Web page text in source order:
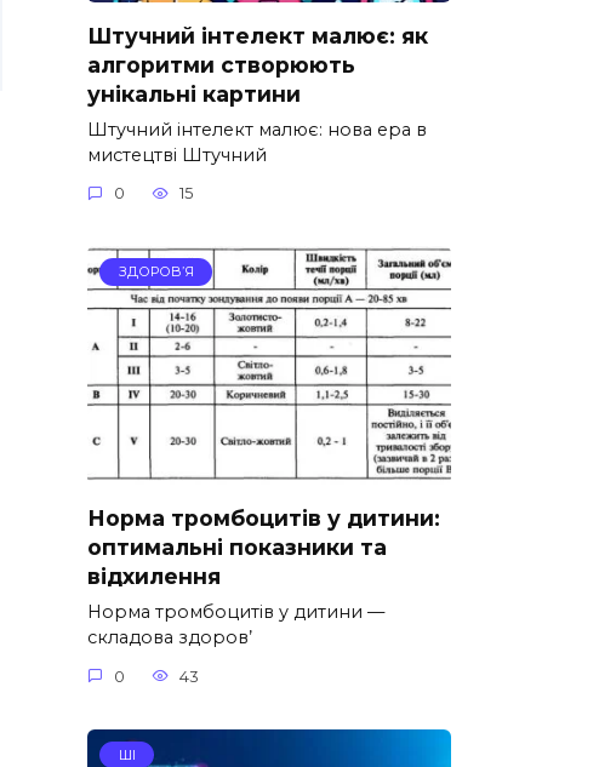
Штучний інтелект малює: як
алгоритми створюють
унікальні картини
Штучний інтелект малює: нова ера в
мистецтві Штучний
0 15
ЗДОРОВ’Я
Норма тромбоцитів у дитини:
оптимальні показники та
відхилення
Норма тромбоцитів у дитини —
складова здоров’
0 43
ШІ